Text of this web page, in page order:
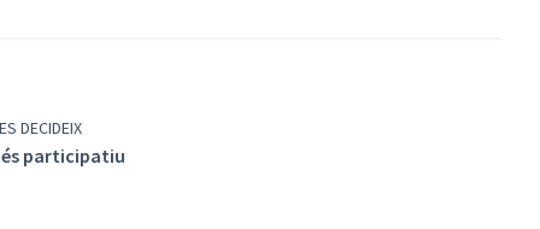
DECIDEIX
participatiu